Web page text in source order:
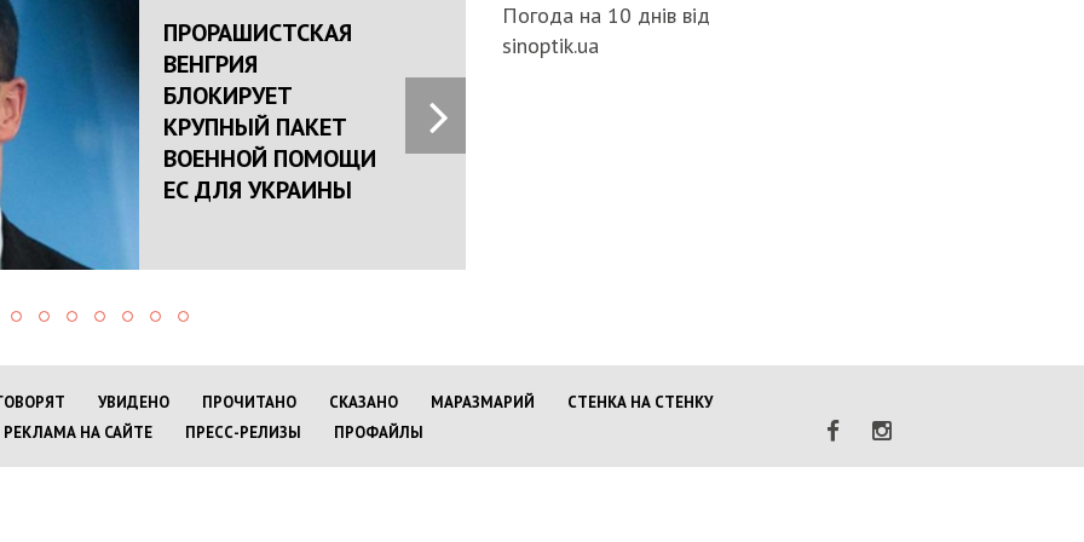
ПРОРАШИСТСКАЯ
ВЕНГРИЯ
БЛОКИРУЕТ
КРУПНЫЙ ПАКЕТ
ВОЕННОЙ ПОМОЩИ
ЕС ДЛЯ УКРАИНЫ
Погода на 10 днів від
sinoptik.ua
УВИДЕНО ПРОЧИТАНО СКАЗАНО МАРАЗМАРИЙ
СТЕНКА НА СТЕНКУ
РЕКЛАМА НА САЙТЕ
ПРЕСС-РЕЛИЗЫ ПРОФАЙЛЫ